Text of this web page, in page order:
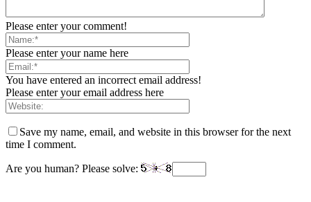
Please enter your comment!
Please enter your name here
You have entered an incorrect email address!
Please enter your email address here
Save my name, email, and website in this browser for the next
time I comment.
Are you human? Please solve: